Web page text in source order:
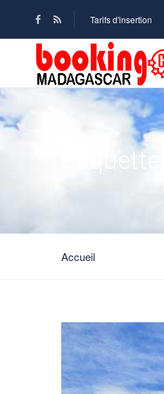
Tarifs d'insertion
Étiquette :
Accueil